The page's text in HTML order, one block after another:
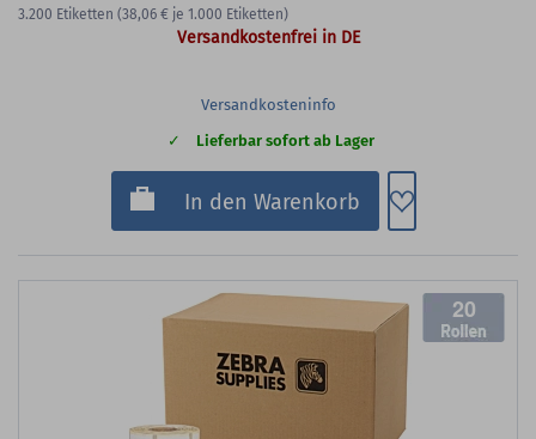
3.200 Etiketten (38,06 € je 1.000 Etiketten)
Versandkostenfrei in DE
Versandkosteninfo
Lieferbar sofort ab Lager
In den Warenkorb Zum
20